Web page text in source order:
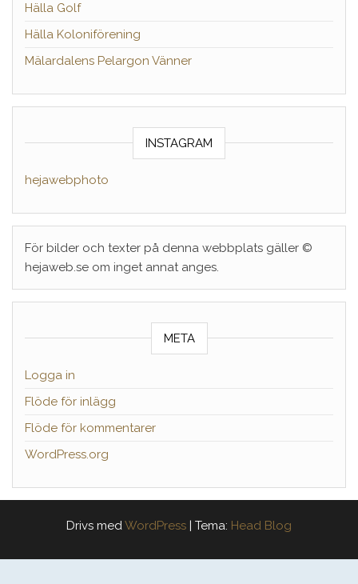
Hälla Golf
Hälla Koloniförening
Mälardalens Pelargon Vänner
INSTAGRAM
hejawebphoto
För bilder och texter på denna webbplats gäller ©
hejaweb.se om inget annat anges.
META
Logga in
Flöde för inlägg
Flöde för kommentarer
WordPress.org
Drivs medWordPress | Tema: Head Blog